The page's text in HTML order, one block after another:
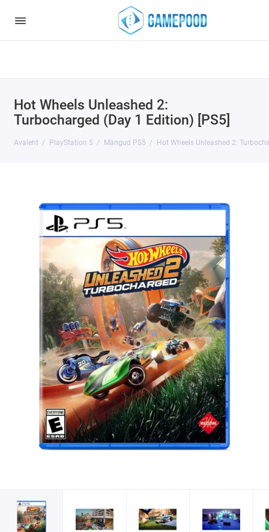
: Undefined index: HTTP_ACCEPT_LANGUAGE in
/var/www/virt98583/data/www/gamepood.ee/catalog/controller/
Hot Wheels Unleashed 2:
Turbocharged (Day 1 Edition) [PS5]
Avaleht PlayStation 5 Mängud PS5 Hot Wheels Unleashed 2: